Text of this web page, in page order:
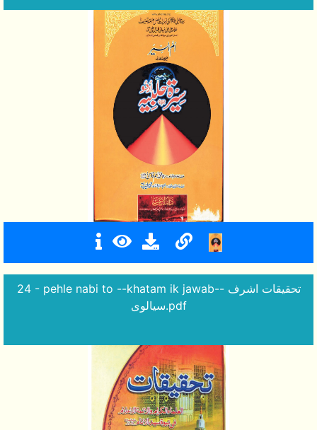
24 - pehle nabi to --khatam ik jawab-- تحقیقات اشرف
سیالوی.pdf